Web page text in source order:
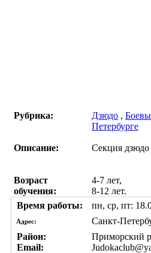
Рубрика:
Дзюдо ,
Петербурге
Описание: Секция дзюдо
Возраст
обучения:
4-7 лет,
8-12 лет.
Время работы:
пн, ср, пт:
Адрес:
Санкт-
Район:
Приморский
Email: